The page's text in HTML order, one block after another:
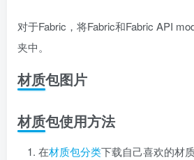
对于Fabric，将Fabric和Fabric API
夹中。
材质包图片
材质包使用方法
在材质包分类下载自己喜欢的材